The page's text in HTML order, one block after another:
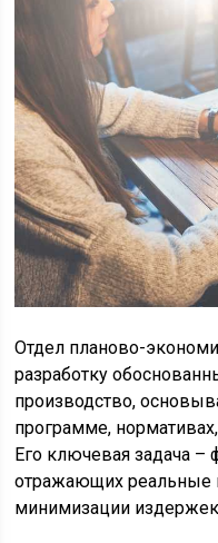
Отдел планово-
разработку
производство,
программе,
Его ключевая задача –
отражающих реальные
минимизации